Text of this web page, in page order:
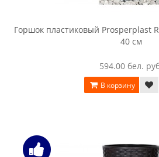
Горшок пластиковый Prosperplast
40 см
594.00 бел.
В корзину